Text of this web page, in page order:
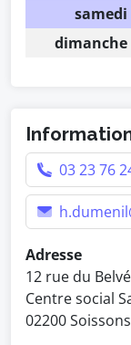
samedi
dimanche
03 23 76
Adresse
12 rue du
Centre social
02200 Soissons